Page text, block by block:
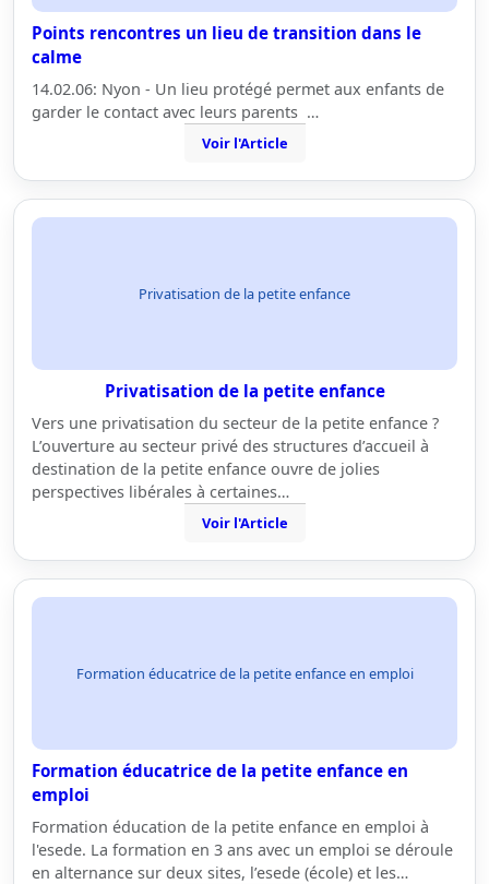
Points rencontres un lieu de transition dans le
calme
14.02.06: Nyon - Un lieu protégé permet aux enfants de
garder le contact avec leurs parents …
Voir l'Article
Privatisation de la petite enfance
Privatisation de la petite enfance
Vers une privatisation du secteur de la petite enfance ?
L’ouverture au secteur privé des structures d’accueil à
destination de la petite enfance ouvre de jolies
perspectives libérales à certaines…
Voir l'Article
Formation éducatrice de la petite enfance en emploi
Formation éducatrice de la petite enfance en
emploi
Formation éducation de la petite enfance en emploi à
l'esede. La formation en 3 ans avec un emploi se déroule
en alternance sur deux sites, l’esede (école) et les…